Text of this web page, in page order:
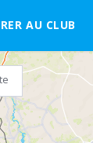
AU CLUB